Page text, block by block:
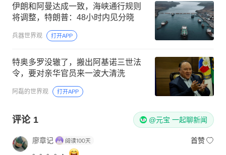
伊朗和阿曼达成一致，海峡通行规则
将调整，特朗普：48小时内见分晓
兵器世界观 打开APP
特奥多罗没辙了，搬出阿基诺三世法
令，要对亲华官员来一波大清洗
阿磊的世界观 打开APP
评论 1 @元宝 一起聊新闻
廖章记
首赞
。。。。，